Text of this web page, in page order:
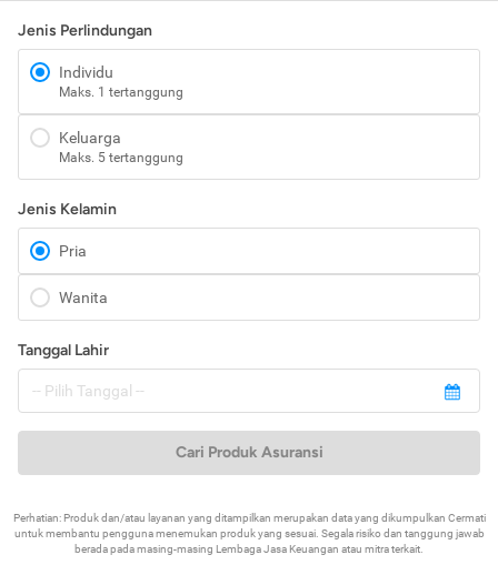
Jenis Perlindungan
Individu
Maks. 1 tertanggung
Keluarga
Maks. 5 tertanggung
Jenis Kelamin
Pria
Wanita
Tanggal Lahir
Cari Produk Asuransi
Perhatian: Produk dan/atau layanan yang ditampilkan merupakan data yang dikumpulkan Cermati
untuk membantu pengguna menemukan produk yang sesuai. Segala risiko dan tanggung jawab
berada pada masing-masing Lembaga Jasa Keuangan atau mitra terkait.